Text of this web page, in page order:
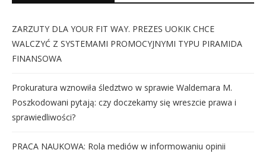
ZARZUTY DLA YOUR FIT WAY. PREZES UOKIK CHCE
WALCZYĆ Z SYSTEMAMI PROMOCYJNYMI TYPU PIRAMIDA
FINANSOWA
Prokuratura wznowiła śledztwo w sprawie Waldemara M.
Poszkodowani pytają: czy doczekamy się wreszcie prawa i
sprawiedliwości?
PRACA NAUKOWA: Rola mediów w informowaniu opinii